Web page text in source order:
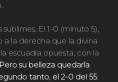
El 1-0 (minuto 5),
a la derecha que la divina
escuadra opuesta, con la
Pero su belleza quedaría
tanto, el 2-0 del 55: